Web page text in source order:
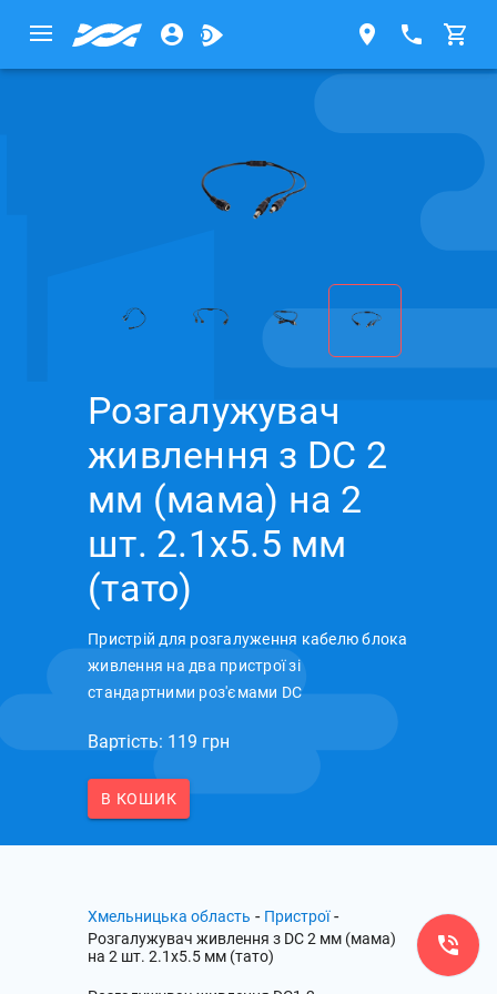
Розгалужувач
живлення з DC 2
мм (мама) на 2
шт. 2.1x5.5 мм
(тато)
Пристрій для розгалуження кабелю блока
живлення на два пристрої зі
стандартними роз'ємами DC
В КОШИК
Вартість: 119 грн
Хмельницька область - Пристрої -
Розгалужувач живлення з DC 2 мм (мама)
на 2 шт. 2.1x5.5 мм (тато)